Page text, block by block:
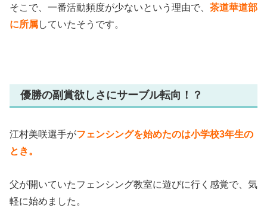
そこで、一番活動頻度が少ないという理由で、 茶道華道部
に所属していたそうです。
優勝の副賞欲しさにサーブル転向！？
江村美咲選手がフェンシングを始めたのは小学校3年生の
とき。
父が開いていたフェンシング教室に遊びに行く感覚で、気
軽に始めました。